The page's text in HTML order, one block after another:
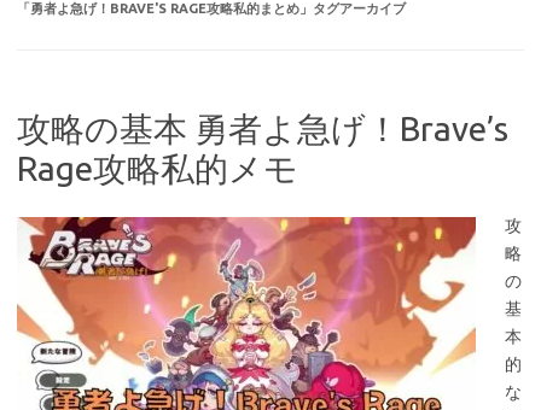
「勇者よ急げ！BRAVE'S RAGE攻略私的まとめ 」タグアーカイブ
攻略の基本 勇者よ急げ！Brave’s
Rage攻略私的メモ
攻
略
の
基
本
的
な